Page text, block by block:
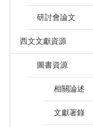
研討會論文
西文文獻資源
圖書資源
相關論述
文獻著錄